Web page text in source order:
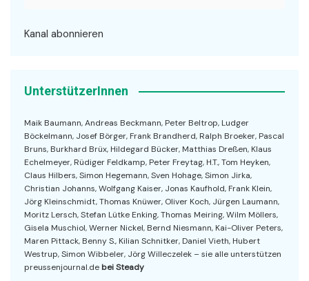
Kanal abonnieren
UnterstützerInnen
Maik Baumann, Andreas Beckmann, Peter Beltrop, Ludger
Böckelmann, Josef Börger, Frank Brandherd, Ralph Broeker, Pascal
Bruns, Burkhard Brüx, Hildegard Bücker, Matthias Dreßen, Klaus
Echelmeyer, Rüdiger Feldkamp, Peter Freytag, H.T., Tom Heyken,
Claus Hilbers, Simon Hegemann, Sven Hohage, Simon Jirka,
Christian Johanns, Wolfgang Kaiser, Jonas Kaufhold, Frank Klein,
Jörg Kleinschmidt, Thomas Knüwer, Oliver Koch, Jürgen Laumann,
Moritz Lersch, Stefan Lütke Enking, Thomas Meiring, Wilm Möllers,
Gisela Muschiol, Werner Nickel, Bernd Niesmann, Kai-Oliver Peters,
Maren Pittack, Benny S., Kilian Schnitker, Daniel Vieth, Hubert
Westrup, Simon Wibbeler, Jörg Willeczelek – sie alle unterstützen
preussenjournal.de bei Steady